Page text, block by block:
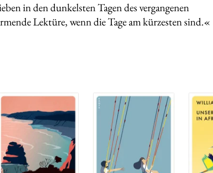
in den dunkelsten Tagen des vergangenen
Lektüre, wenn die Tage am kürzesten sind.«